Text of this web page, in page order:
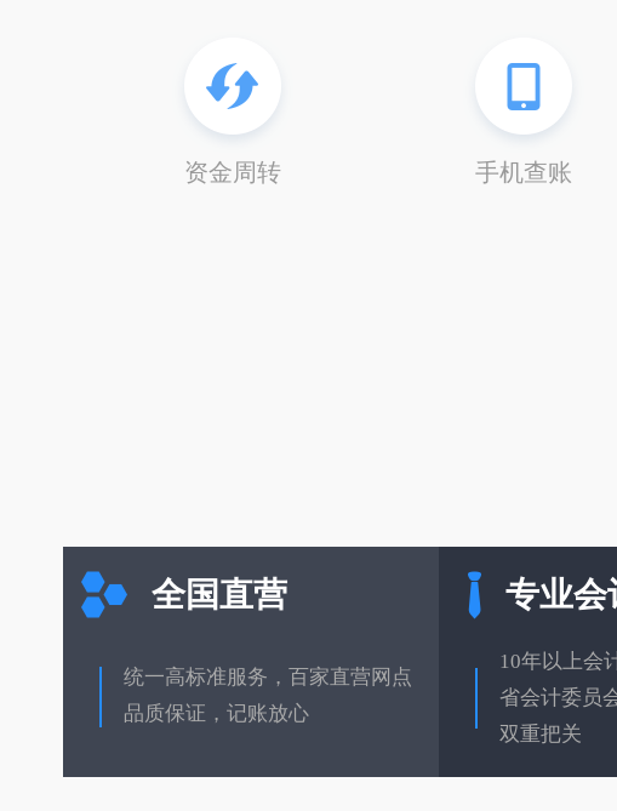
资金周转 手机查账
全国直营
统一高标准服务，百家直营网点
品质保证，记账放心
专业会
10年以上会
省会计委员
双重把关